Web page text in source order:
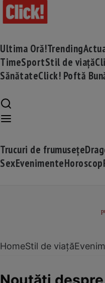
Ultima Oră!Trending
TimeSportStil de viață
SănătateClick! Poftă
Trucuri de frumusețe
SexEvenimenteHoroscop
HomeStil de viață